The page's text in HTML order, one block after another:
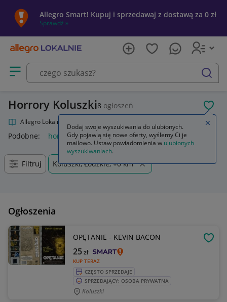
Allegro Smart! Kupuj i sprzedawaj z dostawą za 0 zł
Sprawdź »
Otwórz menu z kategoriami
szukaj
Horrory Koluszki8 ogłoszeń
Allegro Lokalnie
Podobne: horrory horror horrory dvd horrory blu ray
Filtruj Koluszki, Łódzkie, +0 km
Ogłoszenia
OPĘTANIE - KEVIN BACON
KUP TERAZ
25zł
CZĘSTO SPRZEDAJE
SPRZEDAJĄCY: OSOBA PRYWATNA
Koluszki
Dodaj swoje wyszukiwania do ulubionych.
Gdy pojawią się nowe oferty, wyślemy Ci je
mailowo. Ustaw powiadomienia w ulubionych
wyszukiwaniach.